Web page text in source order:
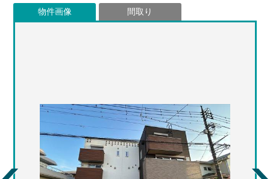
物件画像 間取り